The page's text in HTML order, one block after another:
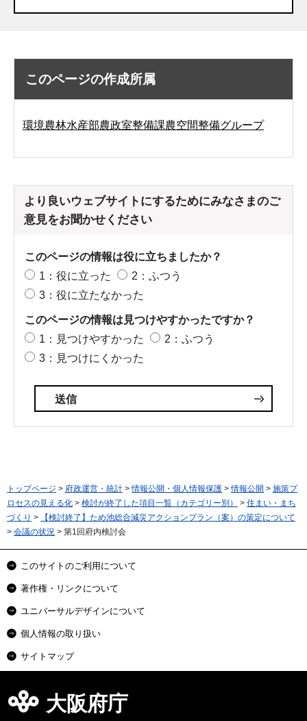
このページの作成所属
環境農林水産部農政室整備課農空間整備グループ
より良いウェブサイトにするためにみなさまのご
意見をお聞かせください
このページの情報は役に立ちましたか？
1：役に立った
2：ふつう
3：役に立たなかった
このページの情報は見つけやすかったですか？
1：見つけやすかった
2：ふつう
3：見つけにくかった
トップページ > 府政運営・統計 >情報公開・個人情報保護 >情報公開 > 施策プ
ロセスの見える化 > 検討が終了した項目一覧（カテゴリー別） > 住まい・まち
づくり >
【検討終了】ため池総合減災アクションプラン（案）の策定について
> 会議の状況 > 第1回府内検討会
このサイトのご利用について
著作権・リンクについて
ユニバーサルデザインについて
個人情報の取り扱い
サイトマップ
大阪府庁